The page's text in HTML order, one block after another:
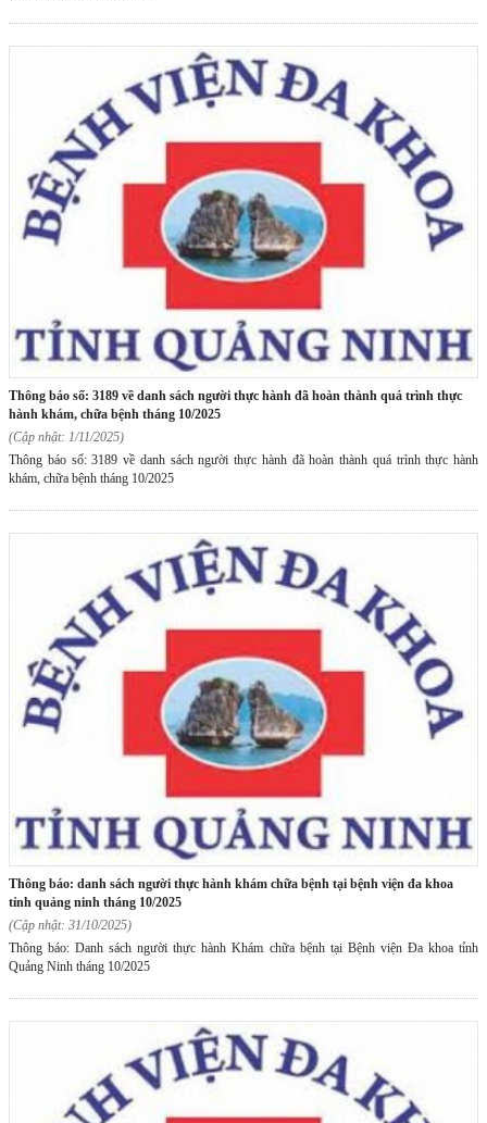
thông báo số: 3189 về danh sách người thực hành đã hoàn thành quá trình thực
hành khám, chữa bệnh tháng 10/2025
(Cập nhật: 1/11/2025)
Thông báo số: 3189 về danh sách người thực hành đã hoàn thành quá trình thực hành
khám, chữa bệnh tháng 10/2025
thông báo: danh sách người thực hành khám chữa bệnh tại bệnh viện đa khoa
tỉnh quảng ninh tháng 10/2025
(Cập nhật: 31/10/2025)
Thông báo: Danh sách người thực hành Khám chữa bệnh tại Bệnh viện Đa khoa tỉnh
Quảng Ninh tháng 10/2025